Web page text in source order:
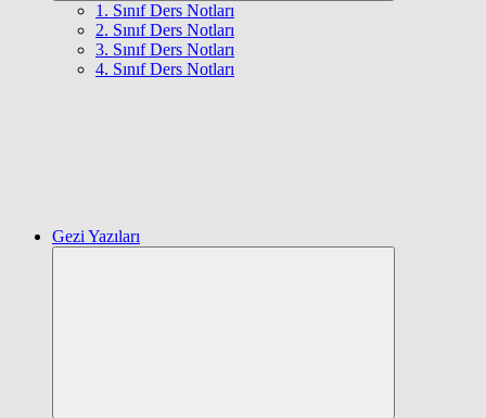
1. Sınıf Ders Notları
2. Sınıf Ders Notları
3. Sınıf Ders Notları
4. Sınıf Ders Notları
Gezi Yazıları